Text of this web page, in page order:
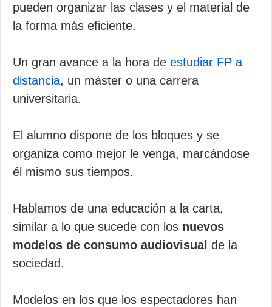
pueden organizar las clases y el material de
la forma más eficiente.
Un gran avance a la hora de estudiar FP a
distancia, un máster o una carrera
universitaria.
El alumno dispone de los bloques y se
organiza como mejor le venga, marcándose
él mismo sus tiempos.
Hablamos de una educación a la carta,
similar a lo que sucede con los nuevos
modelos de consumo audiovisual de la
sociedad.
Modelos en los que los espectadores han